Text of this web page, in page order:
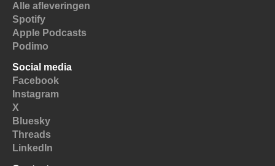
Alle afleveringen
Spotify
Apple Podcasts
Podimo
Social media
Facebook
Instagram
X
Bluesky
Threads
LinkedIn